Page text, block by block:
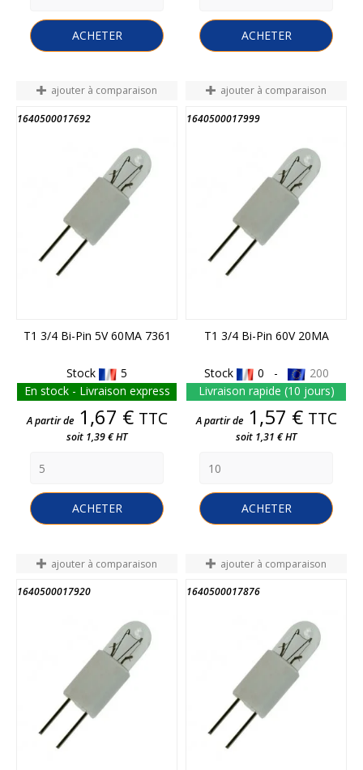
ACHETER ACHETER
ajouter à comparaison
1640500017692
T1 3/4 Bi-Pin 5V 60MA 7361
Stock
5
En stock - Livraison express
Prix
A partir de 1,67 € TTC
soit 1,39 € HT
ACHETER
ajouter à comparaison
1640500017999
T1 3/4 Bi-Pin 60V 20MA
Stock 0 -
200
Livraison rapide (10 jours)
Prix
A partir de 1,57 € TTC
soit 1,31 € HT
ACHETER
ajouter à comparaison
1640500017920
ajouter à comparaison
1640500017876